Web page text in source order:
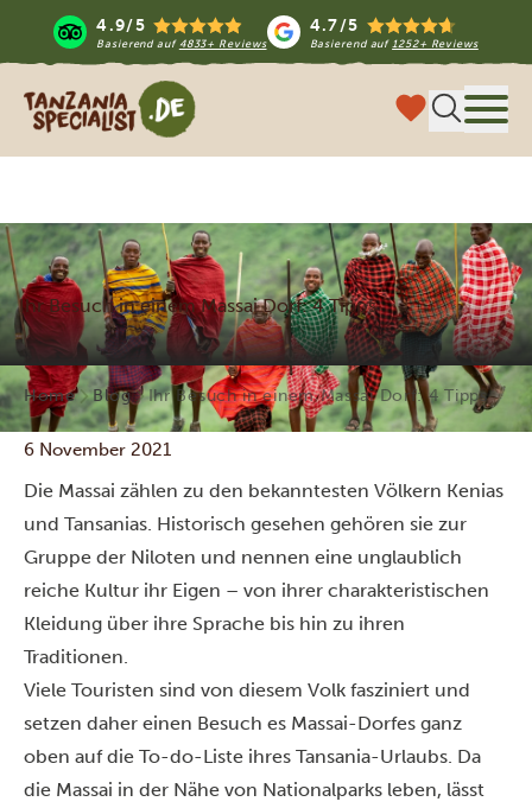
4.9/5
Basierend auf 4833+ Reviews
4.7/5
Basierend auf1252+ Reviews
Tanzania Specialist
Ihr Besuch in einem Massai Dorf: 4 Tipps
Home Blog Ihr Besuch in einem Massai Dorf: 4 Tipps
6 November 2021
Die Massai zählen zu den bekanntesten Völkern Kenias
und Tansanias. Historisch gesehen gehören sie zur
Gruppe der Niloten und nennen eine unglaublich
reiche Kultur ihr Eigen – von ihrer charakteristischen
Kleidung über ihre Sprache bis hin zu ihren
Traditionen.
Viele Touristen sind von diesem Volk fasziniert und
setzen daher einen Besuch es Massai-Dorfes ganz
oben auf die To-do-Liste ihres Tansania-Urlaubs. Da
die Massai in der Nähe von Nationalparks leben, lässt